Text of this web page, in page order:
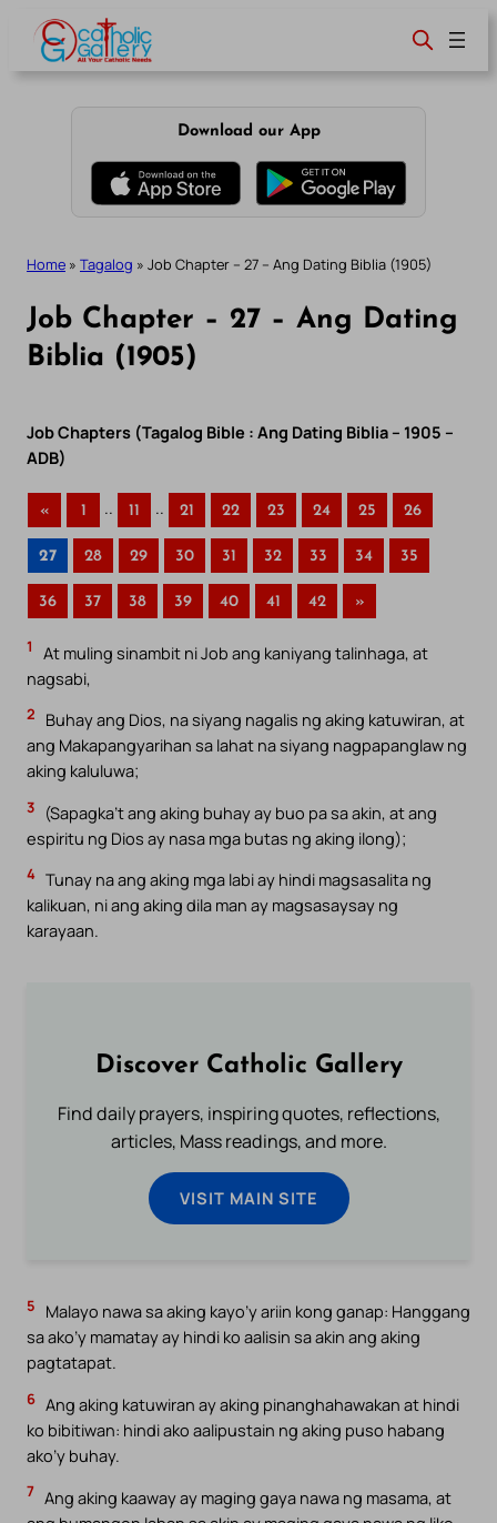
content
Download our App
Home » Tagalog » Job Chapter – 27 – Ang Dating Biblia (1905)
Job Chapter – 27 – Ang Dating
Biblia (1905)
Job Chapters (Tagalog Bible : Ang Dating Biblia – 1905 –
ADB)
« 1 .. 11 .. 21 22 23 24 25 26
27 28 29 30 31 32 33 34 35
36 37 38 39 40 41 42 »
1
At muling sinambit ni Job ang kaniyang talinhaga, at
nagsabi,
2
Buhay ang Dios, na siyang nagalis ng aking katuwiran, at
ang Makapangyarihan sa lahat na siyang nagpapanglaw ng
aking kaluluwa;
3
(Sapagka’t ang aking buhay ay buo pa sa akin, at ang
espiritu ng Dios ay nasa mga butas ng aking ilong);
4 Tunay na ang aking mga labi ay hindi magsasalita ng
kalikuan, ni ang aking dila man ay magsasaysay ng
karayaan.
Discover Catholic Gallery
Find daily prayers, inspiring quotes, reflections,
articles, Mass readings, and more.
VISIT MAIN SITE
5
Malayo nawa sa aking kayo’y ariin kong ganap: Hanggang
sa ako’y mamatay ay hindi ko aalisin sa akin ang aking
pagtatapat.
6 Ang aking katuwiran ay aking pinanghahawakan at hindi
ko bibitiwan: hindi ako aalipustain ng aking puso habang
ako’y buhay.
7 Ang aking kaaway ay maging gaya nawa ng masama, at